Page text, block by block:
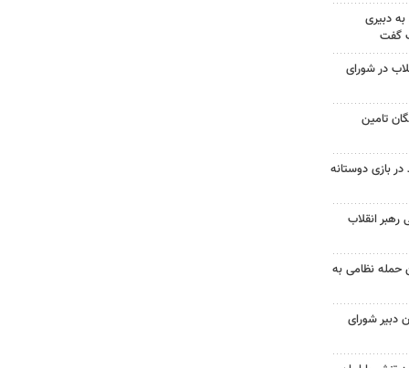
دبیری
گفت
در شورای
تامین
بازی دوستانه
انقلاب
حمله نظامی به
دبیر شورای